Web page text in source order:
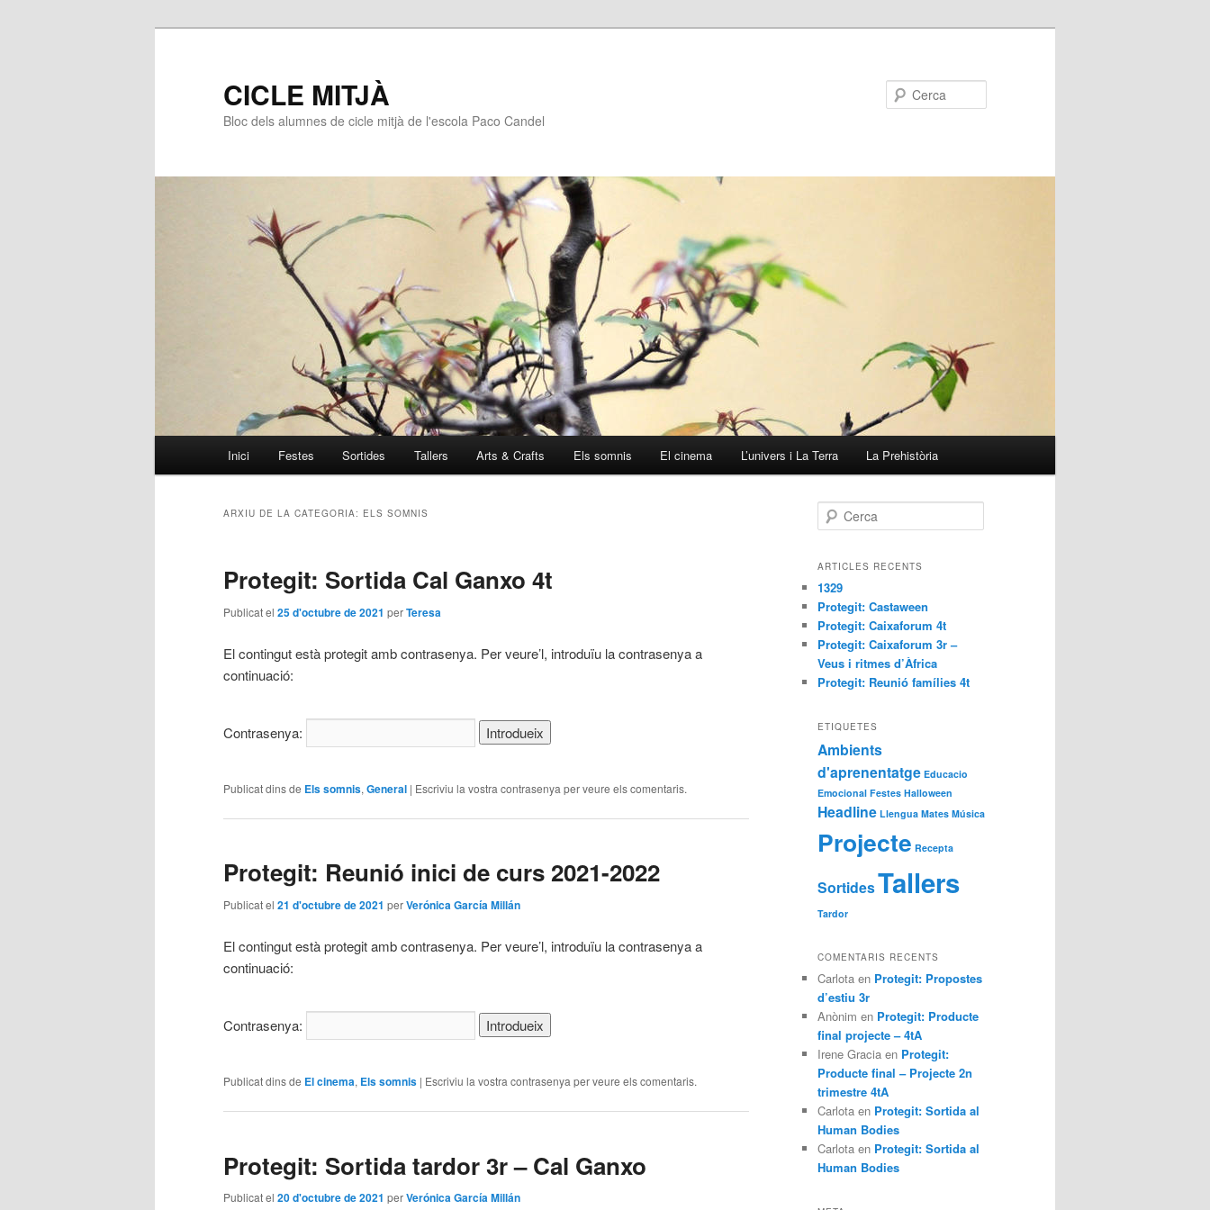
CICLE MITJÀ
Bloc dels alumnes de cicle mitjà de l'escola Paco Candel
Aneu
principal
Aneu
secundari
Inici Festes Sortides Tallers Arts & Crafts Els somnis El cinema L’univers i La Terra La Prehistòria
ARXIU DE LA CATEGORIA: ELS SOMNIS
Protegit: Sortida Cal Ganxo 4t
Publicat el 25 d'octubre de 2021 perTeresa
El contingut està protegit amb contrasenya. Per veure’l, introduïu la contrasenya a
continuació:
Contrasenya:
Publicat dins de Els somnis, General | Escriviu la vostra contrasenya per veure els comentaris.
Protegit: Reunió inici de curs 2021-2022
Publicat el 21 d'octubre de 2021 perVerónica García Millán
El contingut està protegit amb contrasenya. Per veure’l, introduïu la contrasenya a
continuació:
Contrasenya:
Publicat dins de El cinema, Els somnis | Escriviu la vostra contrasenya per veure els comentaris.
Protegit: Sortida tardor 3r – Cal Ganxo
Publicat el 20 d'octubre de 2021 perVerónica García Millán
e
c
ARTICLES RECENTS
1329
Protegit: Castaween
Protegit: Caixaforum 4t
Protegit: Caixaforum 3r –
Veus i ritmes d’Àfrica
Protegit: Reunió famílies 4t
ETIQUETES
Ambients
d'aprenentatge Educacio
Emocional Festes Halloween
Headline Llengua Mates Música
Projecte Recepta
SortidesTallers
Tardor
COMENTARIS RECENTS
Carlota en Protegit: Propostes
d’estiu 3r
Anònim en Protegit: Producte
final projecte – 4tA
Irene Gracia en Protegit:
Producte final – Projecte 2n
trimestre 4tA
Carlota en Protegit: Sortida al
Human Bodies
Carlota en Protegit: Sortida al
Human Bodies